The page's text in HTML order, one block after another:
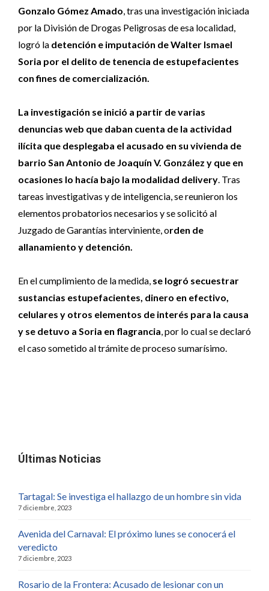
Gonzalo Gómez Amado, tras una investigación iniciada
por la División de Drogas Peligrosas de esa localidad,
logró la detención e imputación de Walter Ismael
Soria por el delito de tenencia de estupefacientes
con fines de comercialización.
La investigación se inició a partir de varias
denuncias web que daban cuenta de la actividad
ilícita que desplegaba el acusado en su vivienda de
barrio San Antonio de Joaquín V. González y que en
ocasiones lo hacía bajo la modalidad delivery. Tras
tareas investigativas y de inteligencia, se reunieron los
elementos probatorios necesarios y se solicitó al
Juzgado de Garantías interviniente, orden de
allanamiento y detención.
En el cumplimiento de la medida, se logró secuestrar
sustancias estupefacientes, dinero en efectivo,
celulares y otros elementos de interés para la causa
y se detuvo a Soria en flagrancia, por lo cual se declaró
el caso sometido al trámite de proceso sumarísimo.
Últimas Noticias
Tartagal: Se investiga el hallazgo de un hombre sin vida
7 diciembre, 2023
Avenida del Carnaval: El próximo lunes se conocerá el
veredicto
7 diciembre, 2023
Rosario de la Frontera: Acusado de lesionar con un